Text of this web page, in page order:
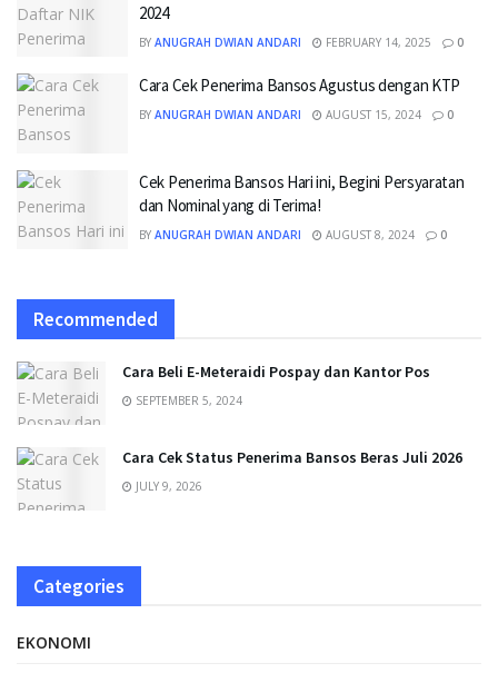
2024
BY ANUGRAH DWIAN ANDARI FEBRUARY 14, 2025 0
Cara Cek Penerima Bansos Agustus dengan KTP
BY ANUGRAH DWIAN ANDARI AUGUST 15, 2024 0
Cek Penerima Bansos Hari ini, Begini Persyaratan
dan Nominal yang di Terima!
BY ANUGRAH DWIAN ANDARI AUGUST 8, 2024 0
Recommended
Cara Beli E-Meteraidi Pospay dan Kantor Pos
SEPTEMBER 5, 2024
Cara Cek Status Penerima Bansos Beras Juli 2026
JULY 9, 2026
Categories
EKONOMI